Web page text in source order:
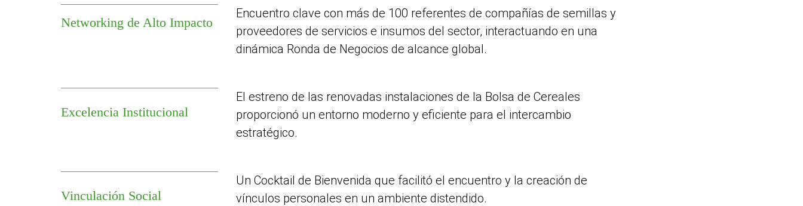
Networking de Alto Impacto
Encuentro clave con más de 100 referentes de compañías de semillas y
proveedores de servicios e insumos del sector, interactuando en una
dinámica Ronda de Negocios de alcance global.
Excelencia Institucional
El estreno de las renovadas instalaciones de la Bolsa de Cereales
proporcionó un entorno moderno y eficiente para el intercambio
estratégico.
Vinculación Social
Un Cocktail de Bienvenida que facilitó el encuentro y la creación de
vínculos personales en un ambiente distendido.